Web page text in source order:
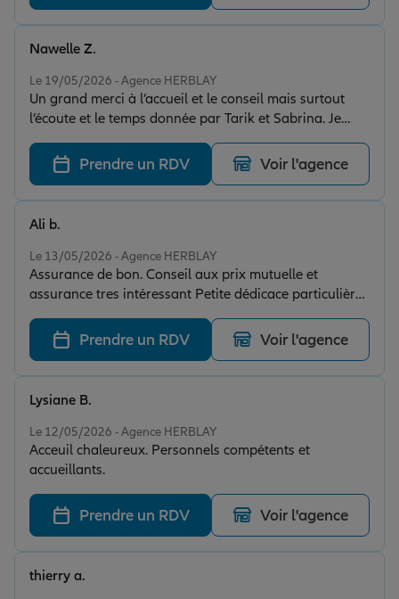
Le 19/05/2026 - Agence HERBLAY
Un grand merci à l’accueil et le conseil mais surtout
l’écoute et le temps donnée par Tarik et Sabrina. Je
recommande à 100%
Nawelle Z.
Prendre un RDV Voir l'agence
Le 13/05/2026 - Agence HERBLAY
Assurance de bon. Conseil aux prix mutuelle et
assurance tres intéressant Petite dédicace particulière
à Sabrina qui accueil avec un grand sourire et sait être
à l'écoute et mettre à l aise Très bien dans le suivi des
dossiers
Ali b.
Prendre un RDV Voir l'agence
Le 12/05/2026 - Agence HERBLAY
Acceuil chaleureux. Personnels compétents et
accueillants.
Lysiane B.
Prendre un RDV Voir l'agence
thierry a.